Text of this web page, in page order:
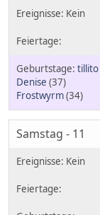
tillito
Denise (37)
Frostwyrm(34)
Samstag - 11